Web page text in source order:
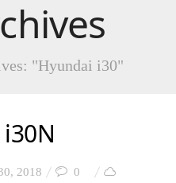
"Hyundai i30"
2018
0